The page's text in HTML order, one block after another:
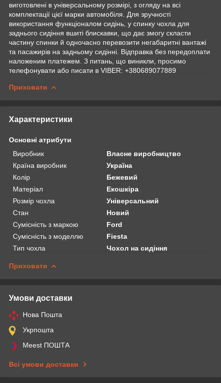
виготовлені в універсальному розмірі, з огляду на всі
комплектації цієї марки автомобіля. Для зручності
використання функціоналом сидінь, у спинку чохла для
заднього сидіння вшиті блискавки, що дає змогу скласти
частину спинки й одночасно перевозити негабаритні вантажі
та пасажирів на задньому сидінні. Відправка без передоплати
наложеним платежем. З питань, що виникли, просимо
телефонувати або писати в VIBER: +380689077889
Приховати
Характеристики
Основні атрибути
Виробник
Власне виробництво
Країна виробник
Україна
Колір
Бежевий
Матеріал
Екошкіра
Розмір чохла
Універсальний
Стан
Новий
Сумісність з маркою
Ford
Сумісність з моделлю
Fiesta
Тип чохла
Чохол на сидіння
Приховати
Умови доставки
Нова Пошта
Укрпошта
Meest ПОШТА
Всі умови доставки